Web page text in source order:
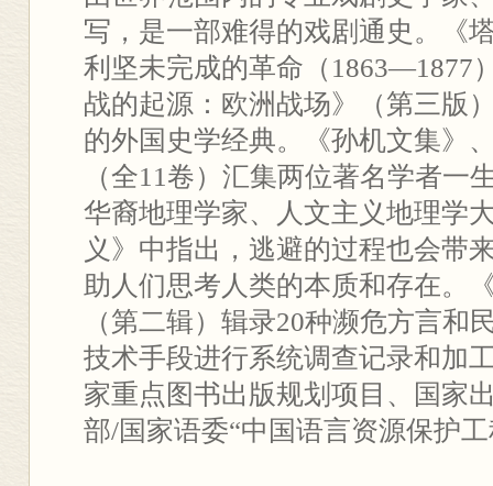
写，是一部难得的戏剧通史。《
利坚未完成的革命（1863—1877
战的起源：欧洲战场》（第三版
的外国史学经典。《孙机文集》
（全11卷）汇集两位著名学者一
华裔地理学家、人文主义地理学
义》中指出，逃避的过程也会带
助人们思考人类的本质和存在。
（第二辑）辑录20种濒危方言和
技术手段进行系统调查记录和加
家重点图书出版规划项目、国家
部/国家语委“中国语言资源保护